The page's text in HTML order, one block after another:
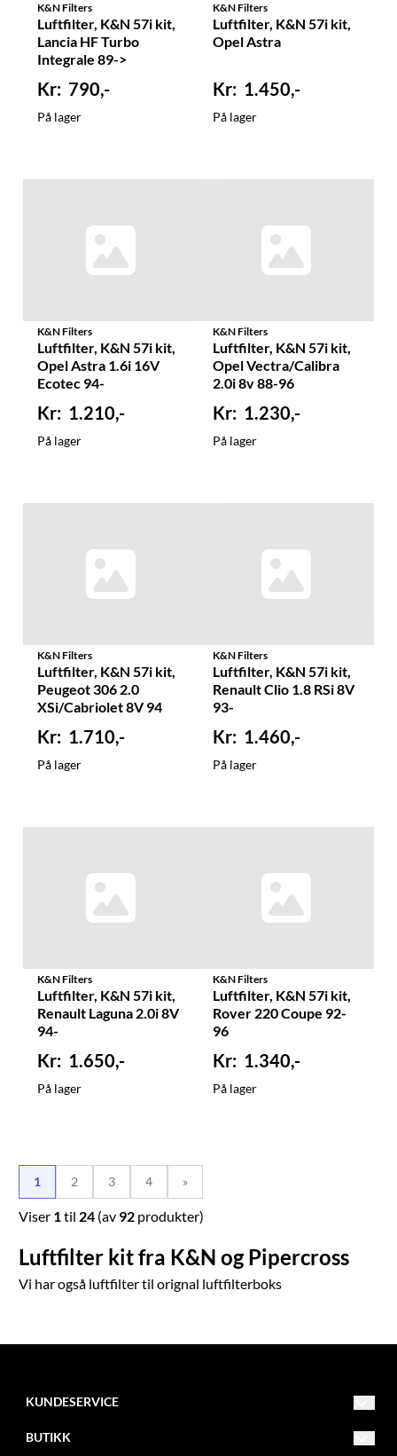
K&N Filters
Luftfilter, K&N 57i kit,
Lancia HF Turbo
Integrale 89->
790,-
På lager
K&N Filters
Luftfilter, K&N 57i kit,
Opel Astra
1.450,-
På lager
K&N Filters
Luftfilter, K&N 57i kit,
Opel Astra 1.6i 16V
Ecotec 94-
1.210,-
På lager
K&N Filters
Luftfilter, K&N 57i kit,
Opel Vectra/Calibra
2.0i 8v 88-96
1.230,-
På lager
K&N Filters
Luftfilter, K&N 57i kit,
Peugeot 306 2.0
XSi/Cabriolet 8V 94
1.710,-
På lager
K&N Filters
Luftfilter, K&N 57i kit,
Renault Clio 1.8 RSi 8V
93-
1.460,-
På lager
K&N Filters
Luftfilter, K&N 57i kit,
Renault Laguna 2.0i 8V
94-
1.650,-
På lager
K&N Filters
Luftfilter, K&N 57i kit,
Rover 220 Coupe 92-
96
1.340,-
På lager
1 2 3 4 »
Viser 1til 24 (av 92 produkter)
Luftfilter kit fra K&N og Pipercross
Vi har også luftfilter til orignal luftfilterboks
KUNDESERVICE
3420 Lierskogen
BUTIKK